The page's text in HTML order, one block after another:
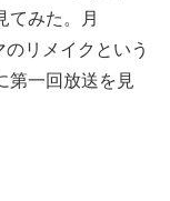
てみた。月
リメイクという
第一回放送を見